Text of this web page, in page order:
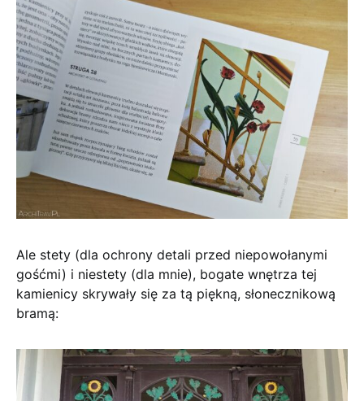
Ale stety (dla ochrony detali przed niepowołanymi
gośćmi) i niestety (dla mnie), bogate wnętrza tej
kamienicy skrywały się za tą piękną, słonecznikową
bramą: